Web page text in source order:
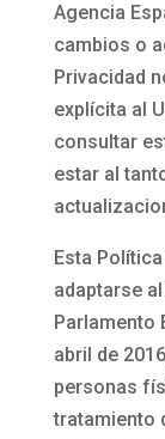
Agencia
cambios o
Privacidad
explícita al
consultar
estar al
Esta
adaptarse
Parlamento
abril de
personas
tratamiento